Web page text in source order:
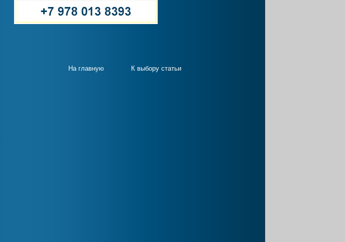
На главную К выбору статьи